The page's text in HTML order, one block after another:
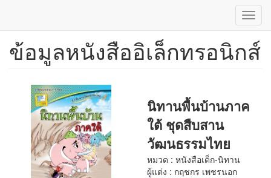
ข้าม
ข้อมูลหนังสืออิเล็กทรอนิกส์
นิทานพื้นบ้านภาค
ใต้ ชุดสืบสาน
วัฒนธรรมไทย
หมวด : หนังสือเด็ก-นิทาน
ผู้แต่ง : กฤชกร เพชรนอก